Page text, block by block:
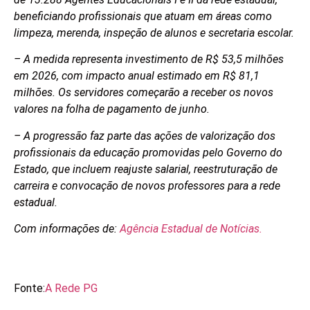
beneficiando profissionais que atuam em áreas como
limpeza, merenda, inspeção de alunos e secretaria escolar.
– A medida representa investimento de R$ 53,5 milhões
em 2026, com impacto anual estimado em R$ 81,1
milhões. Os servidores começarão a receber os novos
valores na folha de pagamento de junho.
– A progressão faz parte das ações de valorização dos
profissionais da educação promovidas pelo Governo do
Estado, que incluem reajuste salarial, reestruturação de
carreira e convocação de novos professores para a rede
estadual.
Com informações de:Agência Estadual de Notícias.
Fonte:A Rede PG